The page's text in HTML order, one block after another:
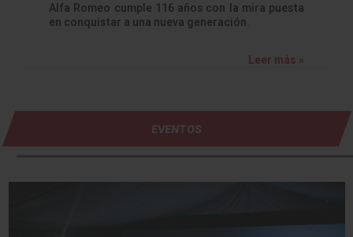
Alfa Romeo cumple 116 años con la mira puesta
en conquistar a una nueva generación.
Leer más »
EVENTOS